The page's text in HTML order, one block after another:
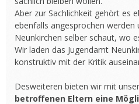
Aber zur Sachlichkeit gehört es
ebenfalls angesprochen werden
Neunkirchen selber schaut, wo
Wir laden das Jugendamt
konstruktiv mit der Kritik
Desweiteren bieten wir mit
betroffenen Eltern eine